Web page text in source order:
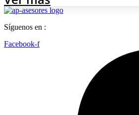
Síguenos en :
Facebook-f